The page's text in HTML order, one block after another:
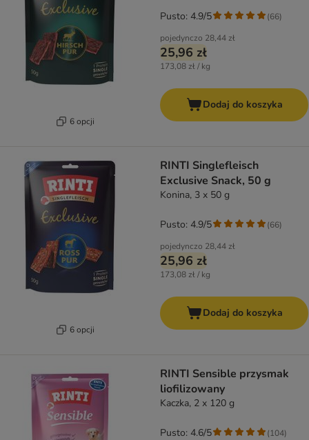
6 opcji
pojedynczo 28,44 zł
25,96 zł
173,08 zł / kg
Pusto: 4.9/5 (66)
Dodaj do koszyka
6 opcji
RINTI Singlefleisch
Exclusive Snack, 50 g
Konina, 3 x 50 g
pojedynczo 28,44 zł
25,96 zł
173,08 zł / kg
Pusto: 4.9/5 (66)
Dodaj do koszyka
RINTI Sensible przysmak
liofilizowany
Kaczka, 2 x 120 g
Pusto: 4.6/5 (104)